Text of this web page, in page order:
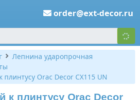
order@ext-decor.ru
Лепнина ударопрочная
Orac Decor CX115 UN
к плинтусу Orac Decor